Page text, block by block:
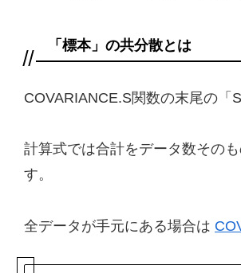
「標本」の共分散とは
COVARIANCE.S関数の末尾の「
計算式では合計をデータ数その
す。
全データが手元にある場合は